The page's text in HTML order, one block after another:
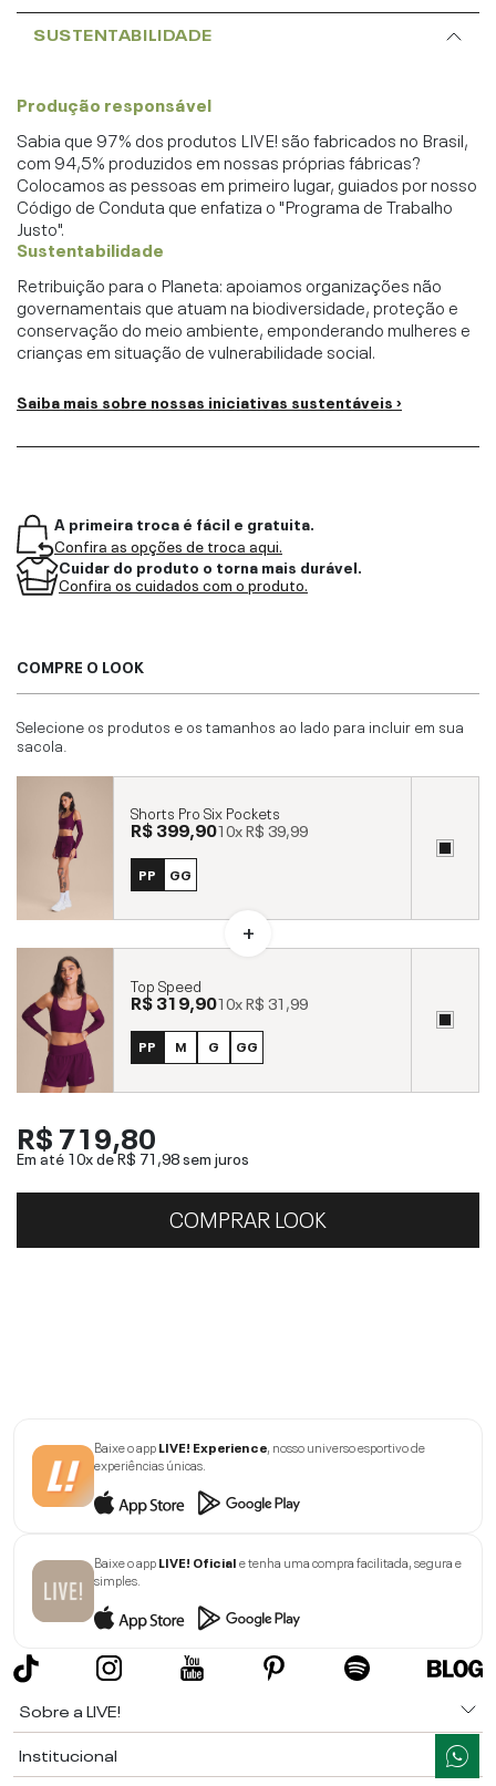
SUSTENTABILIDADE
Produção responsável
Sabia que 97% dos produtos LIVE! são fabricados no Brasil,
com 94,5% produzidos em nossas próprias fábricas?
Colocamos as pessoas em primeiro lugar, guiados por nosso
Código de Conduta que enfatiza o "Programa de Trabalho
Justo".
Sustentabilidade
Retribuição para o Planeta: apoiamos organizações não
governamentais que atuam na biodiversidade, proteção e
conservação do meio ambiente, emponderando mulheres e
crianças em situação de vulnerabilidade social.
Saiba mais sobre nossas iniciativas sustentáveis ›
A primeira troca é fácil e gratuita.
Confira as opções de troca aqui.
Cuidar do produto o torna mais durável.
Confira os cuidados com o produto.
COMPRE O LOOK
Selecione os produtos e os tamanhos ao lado para incluir em sua
sacola.
Shorts Pro Six Pockets
R$ 399,9010xR$ 39,99
PP GG
Top Speed
R$ 319,9010xR$ 31,99
PP M G GG
R$ 719,80
Em até 10x deR$ 71,98sem juros
COMPRAR LOOK
Baixe o appLIVE! Experience , nosso universo esportivo de
experiências únicas.
Baixe o appLIVE! Oficiale tenha uma compra facilitada, segura e
simples.
Sobre a LIVE!
Institucional